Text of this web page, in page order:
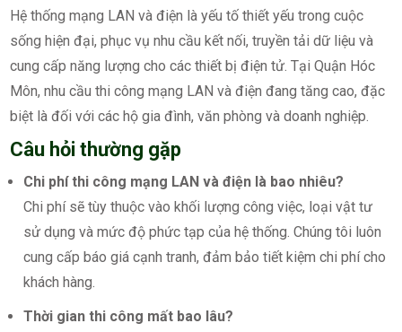
Hệ thống mạng LAN và điện là yếu tố thiết yếu trong cuộc
sống hiện đại, phục vụ nhu cầu kết nối, truyền tải dữ liệu và
cung cấp năng lượng cho các thiết bị điện tử. Tại Quận Hóc
Môn, nhu cầu thi công mạng LAN và điện đang tăng cao, đặc
biệt là đối với các hộ gia đình, văn phòng và doanh nghiệp.
Câu hỏi thường gặp
Chi phí thi công mạng LAN và điện là bao nhiêu?
Chi phí sẽ tùy thuộc vào khối lượng công việc, loại vật tư
sử dụng và mức độ phức tạp của hệ thống. Chúng tôi luôn
cung cấp báo giá cạnh tranh, đảm bảo tiết kiệm chi phí cho
khách hàng.
Thời gian thi công mất bao lâu?